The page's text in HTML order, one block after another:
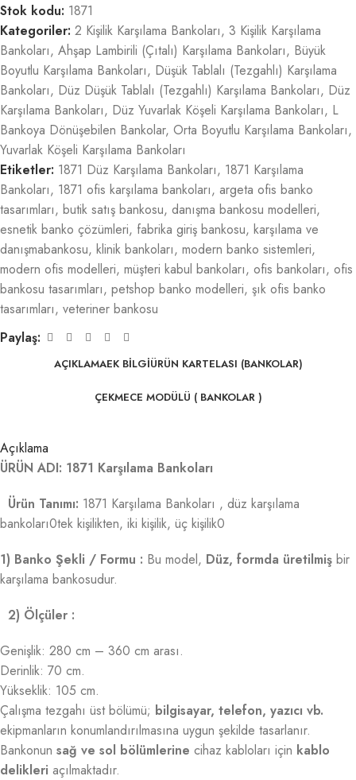
Stok kodu: 1871
Kategoriler: 2 Kişilik Karşılama Bankoları, 3 Kişilik Karşılama
Bankoları, Ahşap Lambirili (Çıtalı) Karşılama Bankoları, Büyük
Boyutlu Karşılama Bankoları, Düşük Tablalı (Tezgahlı) Karşılama
Bankoları, Düz Düşük Tablalı (Tezgahlı) Karşılama Bankoları, Düz
Karşılama Bankoları, Düz Yuvarlak Köşeli Karşılama Bankoları, L
Bankoya Dönüşebilen Bankolar, Orta Boyutlu Karşılama Bankoları,
Yuvarlak Köşeli Karşılama Bankoları
Etiketler: 1871 Düz Karşılama Bankoları, 1871 Karşılama
Bankoları, 1871 ofis karşılama bankoları, argeta ofis banko
tasarımları, butik satış bankosu, danışma bankosu modelleri,
esnetik banko çözümleri, fabrika giriş bankosu, karşılama ve
danışmabankosu, klinik bankoları, modern banko sistemleri,
modern ofis modelleri, müşteri kabul bankoları, ofis bankoları, ofis
bankosu tasarımları, petshop banko modelleri, şık ofis banko
tasarımları, veteriner bankosu
Paylaş:
AÇIKLAMAEK BILGIÜRÜN KARTELASI (BANKOLAR)
ÇEKMECE MODÜLÜ ( BANKOLAR )
Açıklama
ÜRÜN ADI: 1871 Karşılama Bankoları
Ürün Tanımı: 1871 Karşılama Bankoları , düz karşılama
bankoları0tek kişilikten, iki kişilik, üç kişilik0
1) Banko Şekli / Formu : Bu model, Düz, formda üretilmiş bir
karşılama bankosudur.
2) Ölçüler :
Genişlik: 280 cm – 360 cm arası.
Derinlik: 70 cm.
Yükseklik: 105 cm.
Çalışma tezgahı üst bölümü; bilgisayar, telefon, yazıcı vb.
ekipmanların konumlandırılmasına uygun şekilde tasarlanır.
Bankonun sağ ve sol bölümlerine cihaz kabloları için kablo
delikleri açılmaktadır.